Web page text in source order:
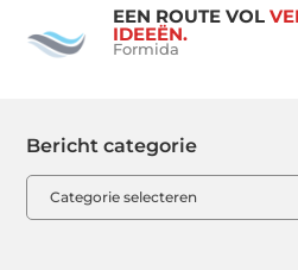
EEN ROUTE VOL
IDEEËN.
Formida
Bericht categorie